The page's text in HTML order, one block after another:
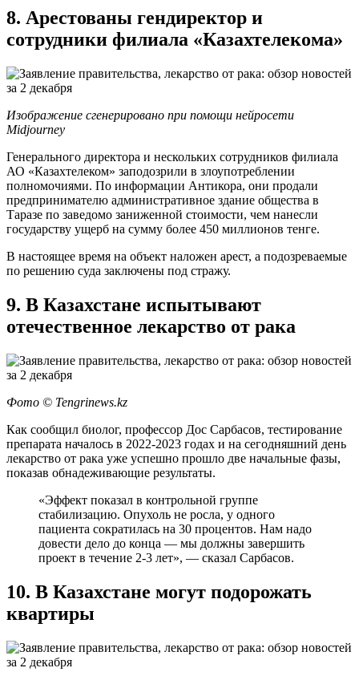
8. Арестованы гендиректор и
сотрудники филиала «Казахтелекома»
Изображение сгенерировано при помощи нейросети
Midjourney
Генерального директора и нескольких сотрудников филиала
АО «Казахтелеком» заподозрили в злоупотреблении
полномочиями. По информации Антикора, они продали
предпринимателю административное здание общества в
Таразе по заведомо заниженной стоимости, чем нанесли
государству ущерб на сумму более 450 миллионов тенге.
В настоящее время на объект наложен арест, а подозреваемые
по решению суда заключены под стражу.
9. В Казахстане испытывают
отечественное лекарство от рака
Фото ©️ Tengrinews.kz
Как сообщил биолог, профессор Дос Сарбасов, тестирование
препарата началось в 2022-2023 годах и на сегодняшний день
лекарство от рака уже успешно прошло две начальные фазы,
показав обнадеживающие результаты.
«Эффект показал в контрольной группе
стабилизацию. Опухоль не росла, у одного
пациента сократилась на 30 процентов. Нам надо
довести дело до конца — мы должны завершить
проект в течение 2-3 лет», — сказал Сарбасов.
10. В Казахстане могут подорожать
квартиры